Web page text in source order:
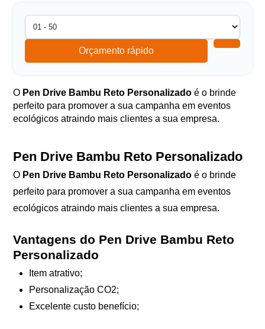
Orçamento rápido
O Pen Drive Bambu Reto Personalizadoé o brinde
perfeito para promover a sua campanha em eventos
ecológicos atraindo mais clientes a sua empresa.
Pen Drive Bambu Reto Personalizado
O Pen Drive Bambu Reto Personalizadoé o brinde
perfeito para promover a sua campanha em eventos
ecológicos atraindo mais clientes a sua empresa.
Vantagens do Pen Drive Bambu Reto
Personalizado
Item atrativo;
Personalização CO2;
Excelente custo benefício;